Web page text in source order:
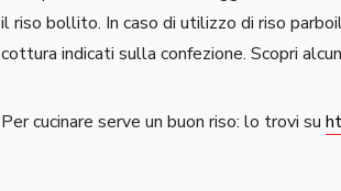
il riso bollito. In caso di utilizzo di riso
cottura indicati sulla confezione. Scopri
Per cucinare serve un buon riso: lo trovi su